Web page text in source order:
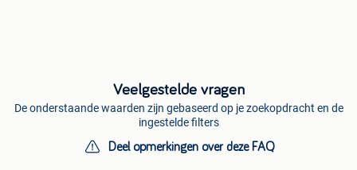
Veelgestelde vragen
De onderstaande waarden zijn gebaseerd op je zoekopdracht en de
ingestelde filters
Deel opmerkingen over deze FAQ